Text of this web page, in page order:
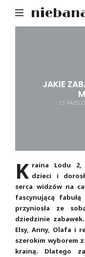
JAKIE
25
K raina Lodu 2,
dzieci i
serca widzów na
fascynującą
przyniosła ze
dziedzinie
Elsy, Anny, Olafa i
szerokim wyborem
krainą. Dlatego